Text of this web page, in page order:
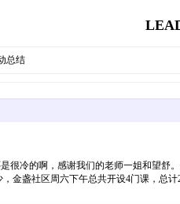
总结
冷的啊，感谢我们的老师一姐和望舒
盏社区周六下午总共开设4门课，总